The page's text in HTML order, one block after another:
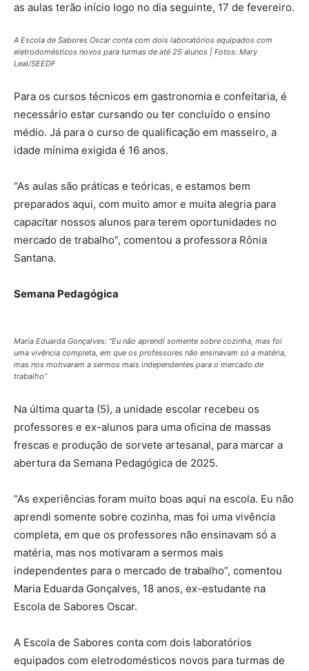
as aulas terão início logo no dia seguinte, 17 de fevereiro.
A Escola de Sabores Oscar conta com dois laboratórios equipados com
eletrodomésticos novos para turmas de até 25 alunos | Fotos: Mary
Leal/SEEDF
Para os cursos técnicos em gastronomia e confeitaria, é
necessário estar cursando ou ter concluído o ensino
médio. Já para o curso de qualificação em masseiro, a
idade mínima exigida é 16 anos.
“As aulas são práticas e teóricas, e estamos bem
preparados aqui, com muito amor e muita alegria para
capacitar nossos alunos para terem oportunidades no
mercado de trabalho”, comentou a professora Rônia
Santana.
Semana Pedagógica
Maria Eduarda Gonçalves: “Eu não aprendi somente sobre cozinha, mas foi
uma vivência completa, em que os professores não ensinavam só a matéria,
mas nos motivaram a sermos mais independentes para o mercado de
trabalho”
Na última quarta (5), a unidade escolar recebeu os
professores e ex-alunos para uma oficina de massas
frescas e produção de sorvete artesanal, para marcar a
abertura da Semana Pedagógica de 2025.
“As experiências foram muito boas aqui na escola. Eu não
aprendi somente sobre cozinha, mas foi uma vivência
completa, em que os professores não ensinavam só a
matéria, mas nos motivaram a sermos mais
independentes para o mercado de trabalho”, comentou
Maria Eduarda Gonçalves, 18 anos, ex-estudante na
Escola de Sabores Oscar.
A Escola de Sabores conta com dois laboratórios
equipados com eletrodomésticos novos para turmas de